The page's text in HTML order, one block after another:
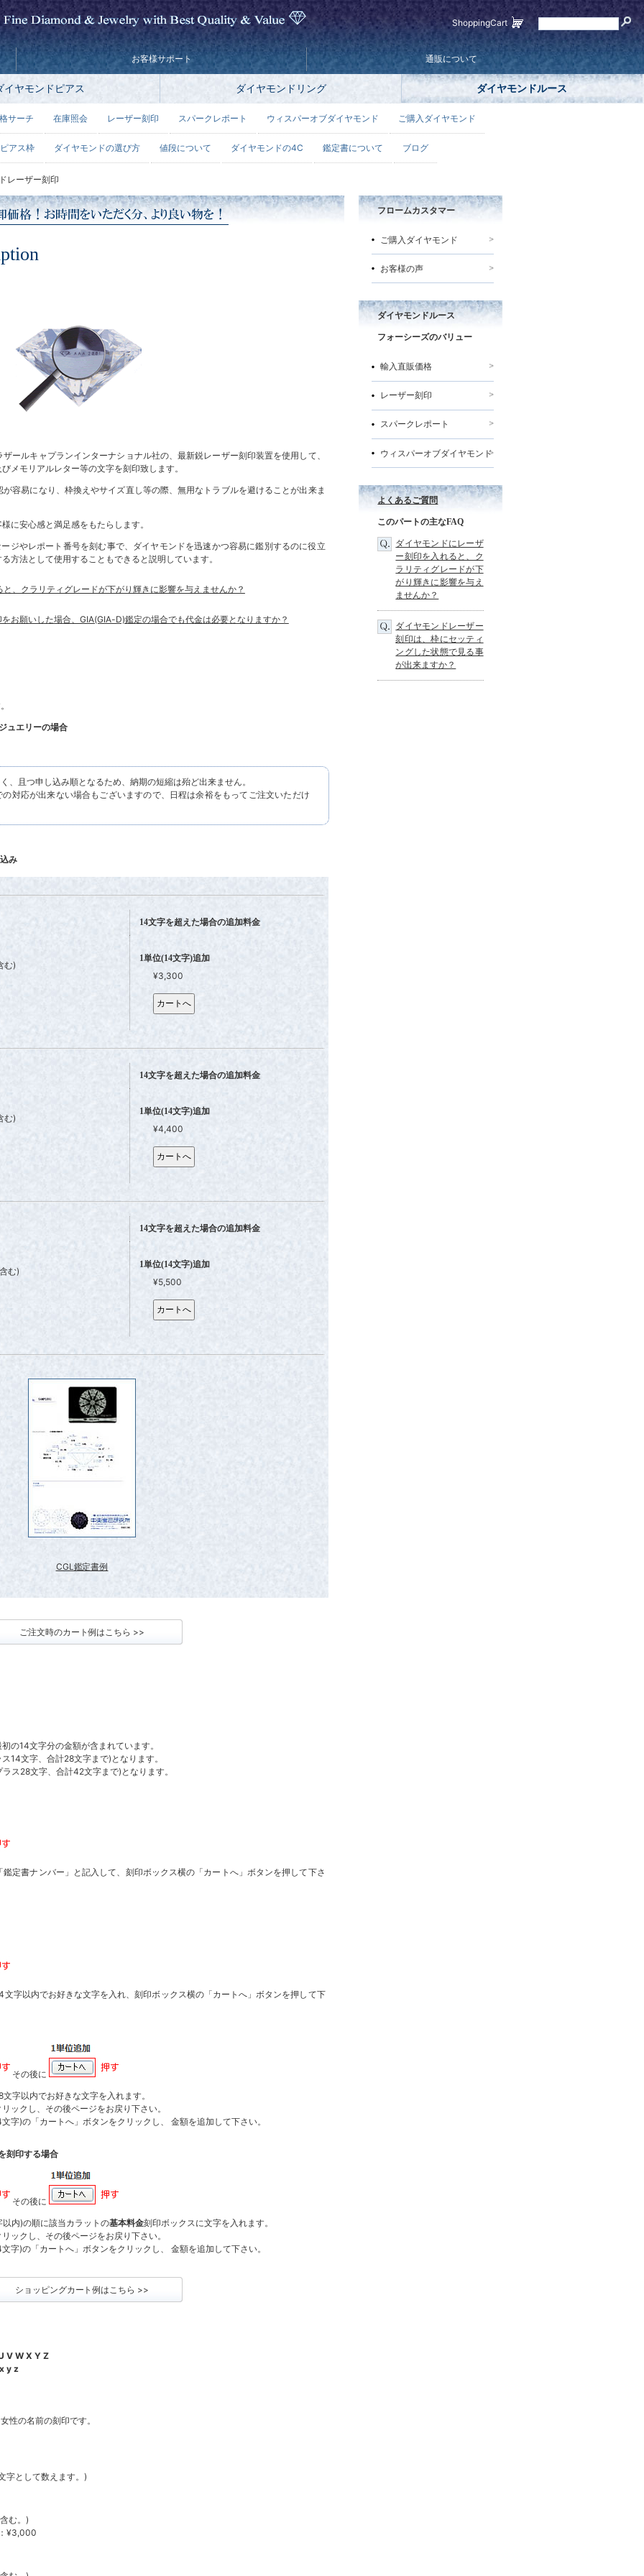
お客様サポート 通販について
イヤモンドピアス ダイヤモンドリング ダイヤモンドルース
ールキャプランインターナショナル社の、最新鋭レーザー刻印装置を使用して、
メモリアルレター等の文字を刻印致します。
容易になり、枠換えやサイズ直し等の際、無用なトラブルを避けることが出来ま
に安心感と満足感をもたらします。
ジやレポート番号を刻む事で、ダイヤモンドを迅速かつ容易に鑑別するのに役立
方法として使用することもできると説明しています。
、クラリティグレードが下がり輝きに影響を与えませんか？
お願いした場合、GIA(GIA-D)鑑定の場合でも代金は必要となりますか？
ュエリーの場合
、且つ申し込み順となるため、納期の短縮は殆ど出来ません。
対応が出来ない場合もございますので、日程は余裕をもってご注文いただけ
み
14文字を超えた場合の追加料金
む)
1単位(14文字)追加
¥3,300
14文字を超えた場合の追加料金
む)
1単位(14文字)追加
¥4,400
14文字を超えた場合の追加料金
む)
1単位(14文字)追加
¥5,500
CGL鑑定書例
ご注文時のカート例はこちら >>
の14文字分の金額が含まれています。
14文字、合計28文字まで)となります。
ス28文字、合計42文字まで)となります。
鑑定書ナンバー」と記入して、刻印ボックス横の「カートへ」ボタンを押して下さ
文字以内でお好きな文字を入れ、刻印ボックス横の「カートへ」ボタンを押して下
その後に
字以内でお好きな文字を入れます。
ックし、その後ページをお戻り下さい。
字)の「カートへ」ボタンをクリックし、 金額を追加して下さい。
刻印する場合
その後に
内)の順に該当カラットの基本料金刻印ボックスに文字を入れます。
ックし、その後ページをお戻り下さい。
字)の「カートへ」ボタンをクリックし、 金額を追加して下さい。
ショッピングカート例はこちら >>
V W X Y Z
y z
性の名前の刻印です。
字として数えます。)
む。)
¥3,000
フロームカスタマー
ご購入ダイヤモンド
お客様の声
ダイヤモンドルース
フォーシーズのバリュー
輸入直販価格
レーザー刻印
スパークレポート
ウィスパーオブダイヤモンド
よくあるご質問
このパートの主なFAQ
ダイヤモンドにレーザ
ー刻印を入れると、ク
ラリティグレードが下
がり輝きに影響を与え
ませんか？
ダイヤモンドレーザー
刻印は、枠にセッティ
ングした状態で見る事
が出来ますか？
レーザー刻印
ShoppingCart
サーチ 在庫照会 レーザー刻印 スパークレポート ウィスパーオブダイヤモンド ご購入ダイヤモンド
アス枠 ダイヤモンドの選び方 値段について ダイヤモンドの4C 鑑定書について ブログ